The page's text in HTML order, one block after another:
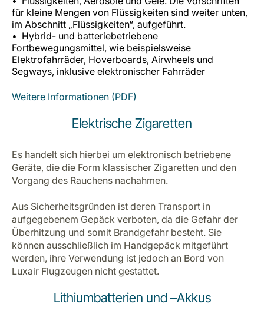
für kleine Mengen von Flüssigkeiten sind weiter unten,
im Abschnitt „Flüssigkeiten“, aufgeführt.
Hybrid- und batteriebetriebene
Fortbewegungsmittel, wie beispielsweise
Elektrofahrräder, Hoverboards, Airwheels und
Segways, inklusive elektronischer Fahrräder
Weitere Informationen (PDF)
Elektrische Zigaretten
Es handelt sich hierbei um elektronisch betriebene
Geräte, die die Form klassischer Zigaretten und den
Vorgang des Rauchens nachahmen.
Aus Sicherheitsgründen ist deren Transport in
aufgegebenem Gepäck verboten, da die Gefahr der
Überhitzung und somit Brandgefahr besteht. Sie
können ausschließlich im Handgepäck mitgeführt
werden, ihre Verwendung ist jedoch an Bord von
Luxair Flugzeugen nicht gestattet.
Lithiumbatterien und –Akkus